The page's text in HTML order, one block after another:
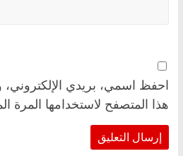
احفظ اسمي، بريدي الإلكتروني،
هذا المتصفح لاستخدامها المرة